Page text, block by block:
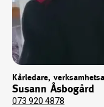
Kårledare,
Susann Åsbogård
073 920 4878